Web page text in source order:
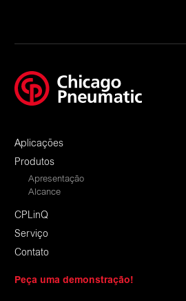
Aplicações
Produtos
Apresentação
Alcance
CPLinQ
Serviço
Contato
Peça uma demonstração!